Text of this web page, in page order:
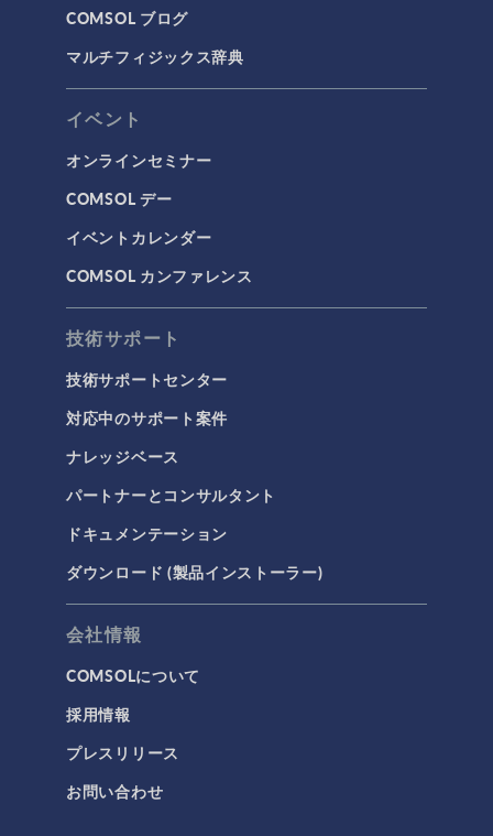
COMSOL ブログ
マルチフィジックス辞典
イベント
オンラインセミナー
COMSOL デー
イベントカレンダー
COMSOL カンファレンス
技術サポート
技術サポートセンター
対応中のサポート案件
ナレッジベース
パートナーとコンサルタント
ドキュメンテーション
ダウンロード (製品インストーラー)
会社情報
COMSOLについて
採用情報
プレスリリース
お問い合わせ